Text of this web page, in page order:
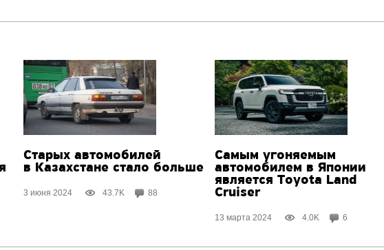
Старых автомобилей
в Казахстане стало больше
3 июня 2024 43.7K 88
Самым угоняемым
автомобилем в Японии
является Toyota Land
Cruiser
13 марта 2024 4.0K 6